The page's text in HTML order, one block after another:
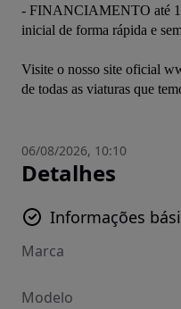
- FINANCIAMENTO até
inicial de forma rápida e
Visite o nosso site oficial
de todas as viaturas que
06/08/2026, 10:10
Detalhes
Informações
Marca
Modelo